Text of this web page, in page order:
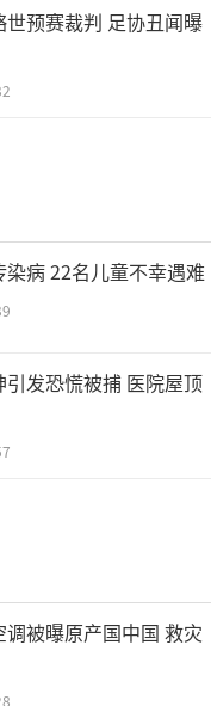
预赛裁判 足协丑闻曝
病 22名儿童不幸遇难
发恐慌被捕 医院屋顶
调被曝原产国中国 救灾